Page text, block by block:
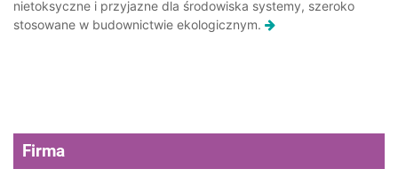
nietoksyczne i przyjazne dla środowiska systemy, szeroko
stosowane w budownictwie ekologicznym.
Firma